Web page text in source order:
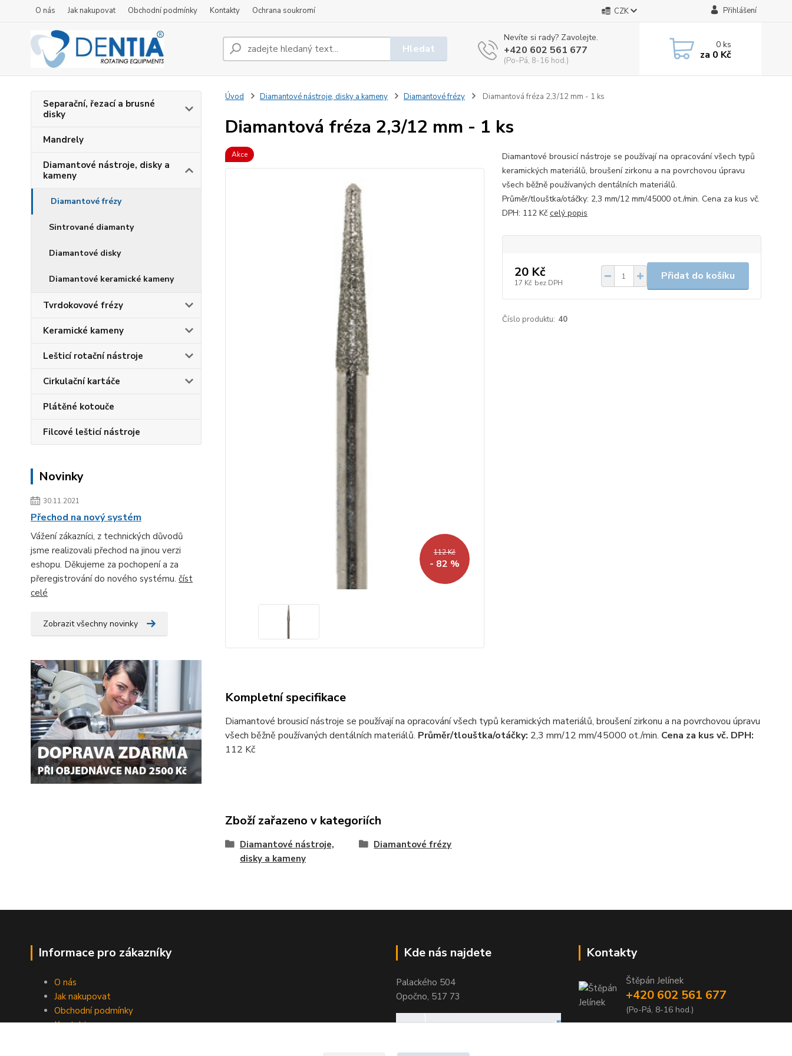
O nás Jak nakupovat Obchodní podmínky Kontakty Ochrana soukromí CZK Přihlášení
Hledat
Nevíte si rady? Zavolejte.
+420 602 561 677
(Po-Pá, 8-16 hod.)
0ks
za 0 Kč
Separační, řezací a brusné
disky
Mandrely
Diamantové nástroje, disky a
kameny
Diamantové frézy
Sintrované diamanty
Diamantové disky
Diamantové keramické kameny
Tvrdokovové frézy
Keramické kameny
Lešticí rotační nástroje
Cirkulační kartáče
Plátěné kotouče
Filcové lešticí nástroje
Novinky
30.11.2021
Přechod na nový systém
Vážení zákazníci, z technických důvodů
jsme realizovali přechod na jinou verzi
eshopu. Děkujeme za pochopení a za
přeregistrování do nového systému. číst
celé
Zobrazit všechny novinky
Úvod Diamantové nástroje, disky a kameny Diamantové frézy Diamantová fréza 2,3/12 mm - 1 ks
Diamantová fréza 2,3/12 mm - 1 ks
Akce
112 Kč
- 82 %
Diamantové brousicí nástroje se používají na opracování všech typů
keramických materiálů, broušení zirkonu a na povrchovou úpravu
všech běžně používaných dentálních materiálů.
Průměr/tlouštka/otáčky: 2,3 mm/12 mm/45000 ot./min. Cena za kus vč.
DPH: 112 Kč celý popis
20 Kč
17 Kč bez DPH
Přidat do košíku
Číslo produktu: 40
Kompletní specifikace
Diamantové brousicí nástroje se používají na opracování všech typů keramických materiálů, broušení zirkonu a na povrchovou úpravu
všech běžně používaných dentálních materiálů. Průměr/tlouštka/otáčky: 2,3 mm/12 mm/45000 ot./min. Cena za kus vč. DPH:
112 Kč
Zboží zařazeno v kategoriích
Diamantové nástroje,
disky a kameny
Diamantové frézy
Informace pro zákazníky
O nás
Jak nakupovat
Obchodní podmínky
Kontakty
Kde nás najdete
Palackého 504
Opočno, 517 73
Kontakty
Štěpán Jelínek
+420 602 561 677
(Po-Pá, 8-16 hod.)